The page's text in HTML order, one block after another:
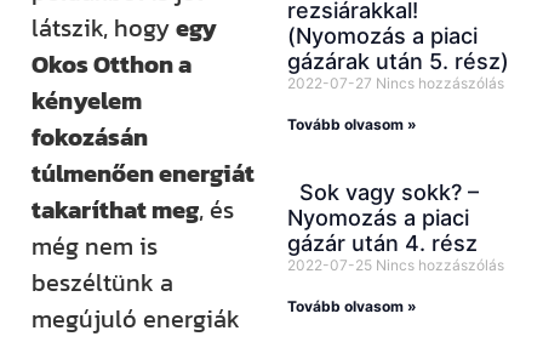
látszik, hogyegy
Okos Otthon a
kényelem
fokozásán
túlmenően energiát
takaríthat meg, és
még nem is
beszéltünk a
megújuló energiák
rezsiárakkal!
(Nyomozás a piaci
gázárak után 5. rész)
2022-07-27 Nincs hozzászólás
Tovább olvasom »
Sok vagy sokk? –
Nyomozás a piaci
gázár után 4. rész
2022-07-25 Nincs hozzászólás
Tovább olvasom »